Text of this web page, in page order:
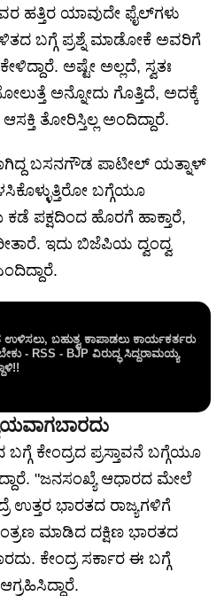
ಹತ್ತಿರ ಯಾವುದೇ ಫೈಲ್‌ಗಳು
ಬಗ್ಗೆ ಪ್ರಶ್ನೆ ಮಾಡೋಕೆ ಅವರಿಗೆ
ಅಷ್ಟೇ ಅಲ್ಲದೆ, ಸ್ವತಃ
ಅನ್ನೋದು ಗೊತ್ತಿದೆ, ಅದಕ್ಕೆ
ತೋರಿಸ್ತಿಲ್ಲ ಅಂದಿದ್ದಾರೆ.
ಬಸನಗೌಡ ಪಾಟೀಲ್ ಯತ್ನಾಳ್
ಬಗ್ಗೆಯೂ
ಪಕ್ಷದಿಂದ ಹೊರಗೆ ಹಾಕ್ತಾರೆ,
ಇದು ಬಿಜೆಪಿಯ ದ್ವಂದ್ವ
ಬಹುತ್ವ ಕಾಪಾಡಲು ಕಾರ್ಯಕರ್ತರು
- RSS - BJP ವಿರುದ್ಧ ಸಿದ್ದರಾಮಯ್ಯ
ಕೇಂದ್ರದ ಪ್ರಸ್ತಾವನೆ ಬಗ್ಗೆಯೂ
"ಜನಸಂಖ್ಯೆ ಆಧಾರದ ಮೇಲೆ
ಉತ್ತರ ಭಾರತದ ರಾಜ್ಯಗಳಿಗೆ
ಮಾಡಿದ ದಕ್ಷಿಣ ಭಾರತದ
ಕೇಂದ್ರ ಸರ್ಕಾರ ಈ ಬಗ್ಗೆ